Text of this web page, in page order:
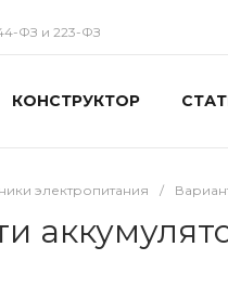
ФЗ и 223-ФЗ
КОНСТРУКТОР
электропитания /